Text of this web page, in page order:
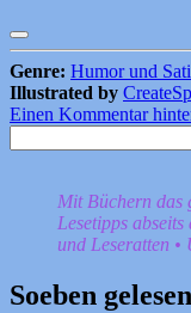
Genre: Humor und
Illustrated by
Einen Kommentar
nach:
Mit Büchern das
Lesetipps
und Leseratten
Soeben gelesen